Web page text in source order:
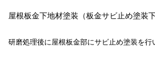
屋根板金下地材塗装（板金サビ止め塗装下
研磨処理後に屋根板金部にサビ止め塗装を行